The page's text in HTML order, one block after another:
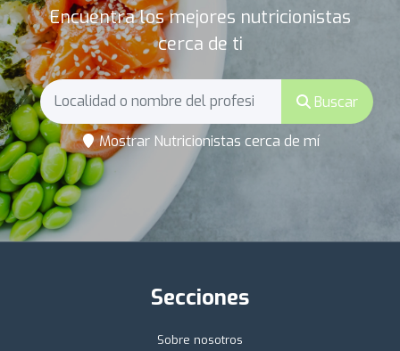
Encuentra los mejores nutricionistas
cerca de ti
Buscar
Mostrar Nutricionistas cerca de mí
Secciones
Sobre nosotros